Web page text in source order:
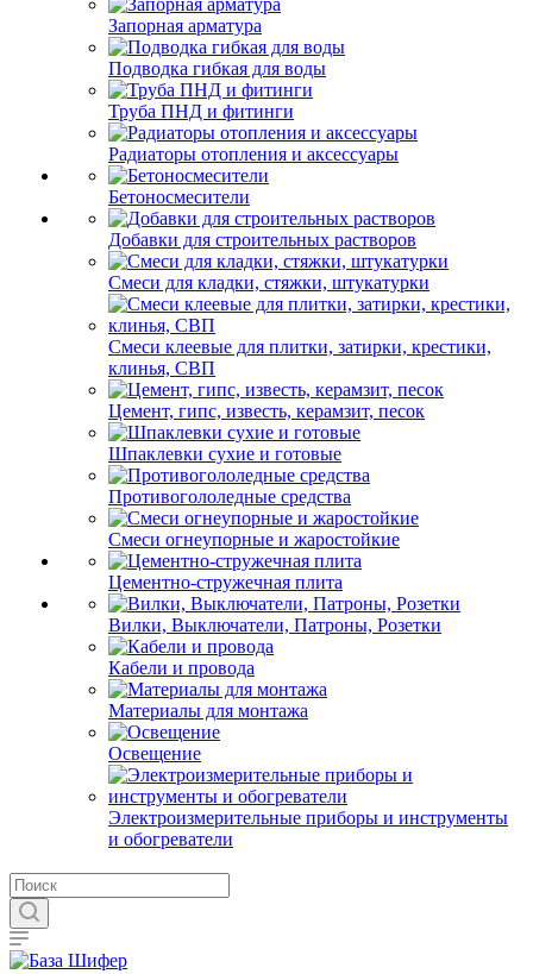
Запорная арматура
Подводка гибкая для воды
Труба ПНД и фитинги
Радиаторы отопления и аксессуары
Бетоносмесители
Добавки для строительных растворов
Смеси для кладки, стяжки, штукатурки
Смеси клеевые для плитки, затирки, крестики,
клинья, СВП
Цемент, гипс, известь, керамзит, песок
Шпаклевки сухие и готовые
Противогололедные средства
Смеси огнеупорные и жаростойкие
Цементно-стружечная плита
Вилки, Выключатели, Патроны, Розетки
Кабели и провода
Материалы для монтажа
Освещение
Электроизмерительные приборы и инструменты
и обогреватели